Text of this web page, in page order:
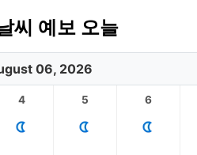
씨 예보 오늘
06, 2026
4 5 6